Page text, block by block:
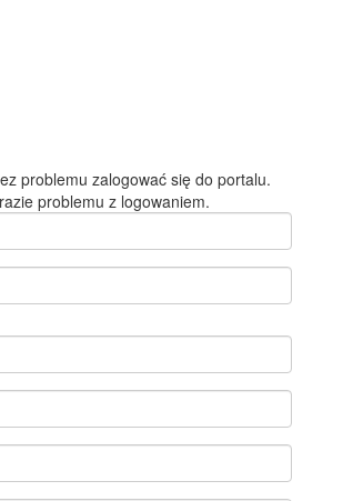
problemu zalogować się do portalu.
problemu z logowaniem.